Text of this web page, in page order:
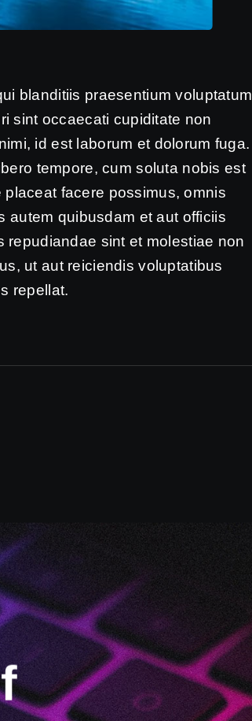
blanditiis praesentium voluptatum
sint occaecati cupiditate non
id est laborum et dolorum fuga.
tempore, cum soluta nobis est
facere possimus, omnis
autem quibusdam et aut officiis
sint et molestiae non
ut aut reiciendis voluptatibus
repellat.